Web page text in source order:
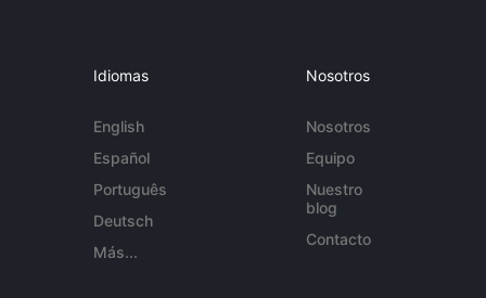
Idiomas
English
Español
Português
Deutsch
Más...
Nosotros
Nosotros
Equipo
Nuestro
blog
Contacto